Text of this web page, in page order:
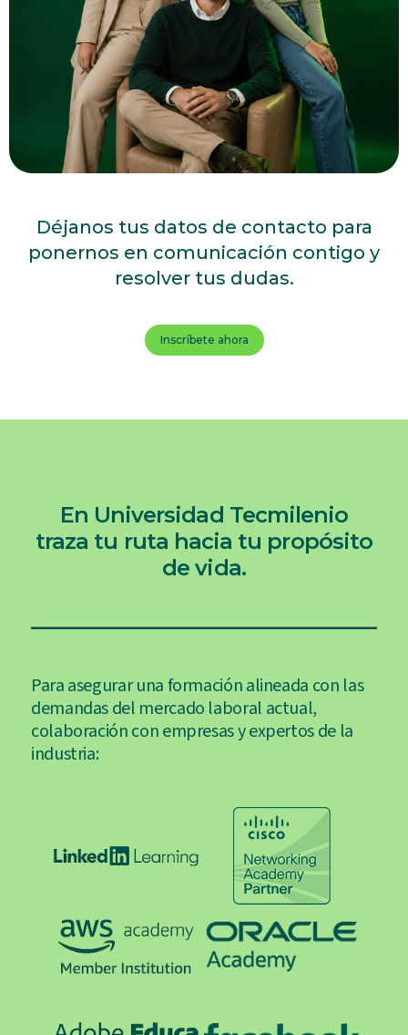
Déjanos tus datos de contacto para
ponernos en comunicación contigo y
resolver tus dudas.
Inscríbete ahora
En Universidad Tecmilenio
traza tu ruta hacia tu propósito
de vida.
Para asegurar una formación alineada con las
demandas del mercado laboral actual,
colaboración con empresas y expertos de la
industria: